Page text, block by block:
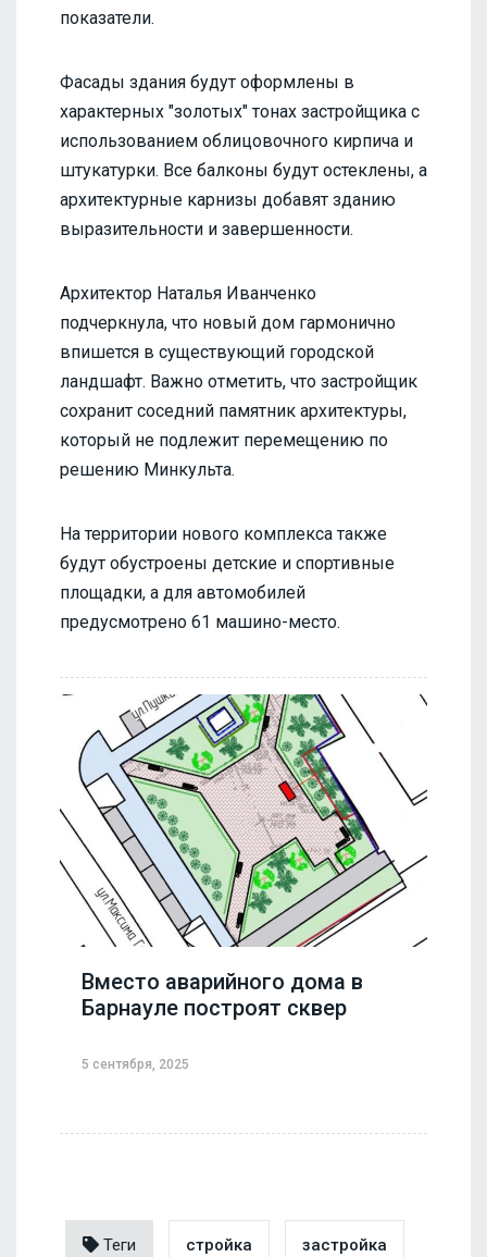
показатели.
Фасады здания будут оформлены в
характерных "золотых" тонах застройщика с
использованием облицовочного кирпича и
штукатурки. Все балконы будут остеклены, а
архитектурные карнизы добавят зданию
выразительности и завершенности.
Архитектор Наталья Иванченко
подчеркнула, что новый дом гармонично
впишется в существующий городской
ландшафт. Важно отметить, что застройщик
сохранит соседний памятник архитектуры,
который не подлежит перемещению по
решению Минкульта.
На территории нового комплекса также
будут обустроены детские и спортивные
площадки, а для автомобилей
предусмотрено 61 машино-место.
Вместо аварийного дома в
Барнауле построят сквер
5 сентября, 2025
Теги стройка застройка